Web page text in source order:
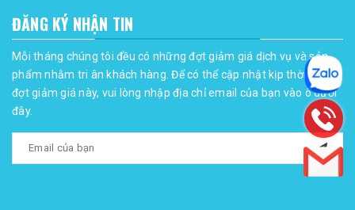
ĐĂNG KÝ NHẬN TIN
Mỗi tháng chúng tôi đều có những đợt giảm giá dịch vụ và sản
phẩm nhằm tri ân khách hàng. Để có thể cập nhật kịp thời những
đợt giảm giá này, vui lòng nhập địa chỉ email của bạn vào ô dưới
đây.